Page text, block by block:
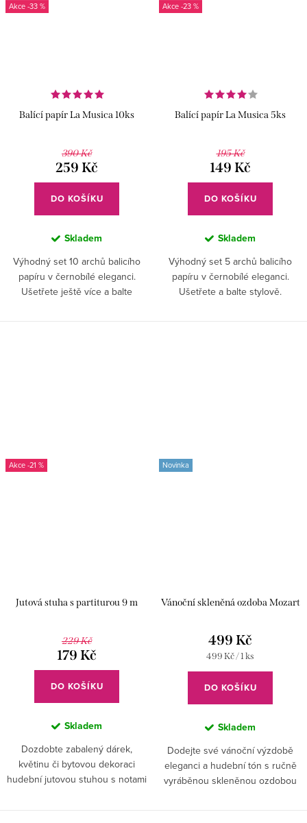
-33 %
Balící papír La Musica 10ks
390 Kč
259 Kč
DO KOŠÍKU
Skladem
Výhodný set 10 archů balicího
papíru v černobílé eleganci.
Ušetřete ještě více a balte
-23 %
Balící papír La Musica 5ks
195 Kč
149 Kč
DO KOŠÍKU
Skladem
Výhodný set 5 archů balicího
papíru v černobílé eleganci.
Ušetřete a balte stylově.
-21 %
Jutová stuha s partiturou 9 m
229 Kč
179 Kč
DO KOŠÍKU
Skladem
Dozdobte zabalený dárek,
květinu či bytovou dekoraci
hudební jutovou stuhou s notami
Novinka
Vánoční skleněná ozdoba Mozart
499 Kč
Měrná
cena:
499 Kč / 1 ks
DO KOŠÍKU
Skladem
Dodejte své vánoční výzdobě
eleganci a hudební tón s ručně
vyráběnou skleněnou ozdobou